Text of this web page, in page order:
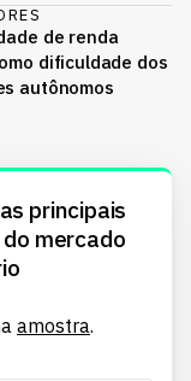
de renda
dificuldade dos
autônomos
principais
mercado
amostra.